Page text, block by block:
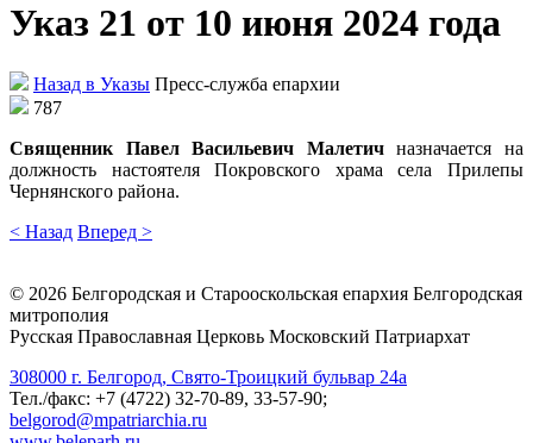
Указ 21 от 10 июня 2024 года
Назад в Указы Пресс-служба епархии
787
Священник Павел Васильевич Малетичназначается на
должность настоятеля Покровского храма села Прилепы
Чернянского района.
< Назад Вперед >
© 2026 Белгородская и Старооскольская епархия Белгородская
митрополия
Русская Православная Церковь Московский Патриархат
308000 г. Белгород, Свято-Троицкий бульвар 24а
Тел./факс: +7 (4722) 32-70-89, 33-57-90;
belgorod@mpatriarchia.ru